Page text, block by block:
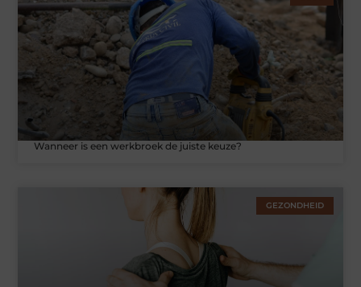
Wanneer is een werkbroek de juiste keuze?
GEZONDHEID